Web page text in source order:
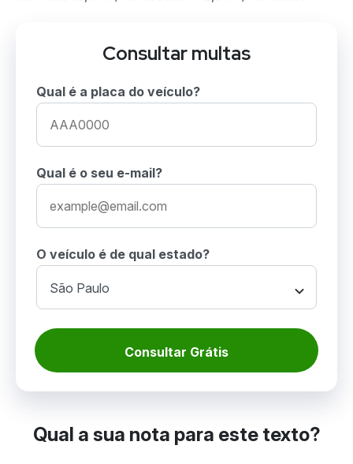
Consultar multas
Qual é a placa do veículo?
Qual é o seu e-mail?
O veículo é de qual estado?
Consultar Grátis
Qual a sua nota para este texto?